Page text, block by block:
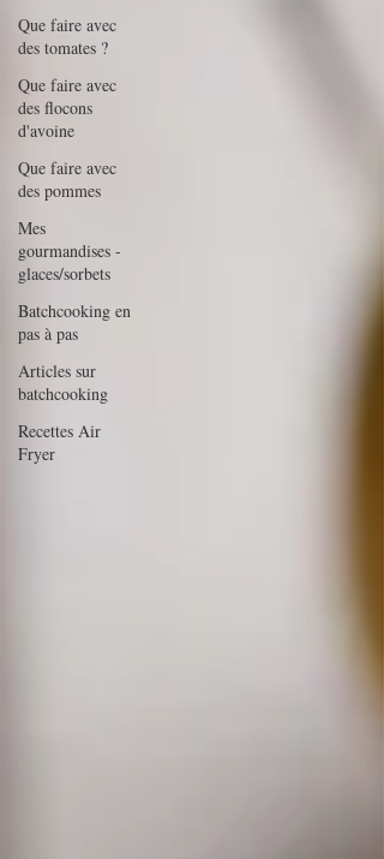
Que faire avec
des tomates ?
Que faire avec
des flocons
d'avoine
Que faire avec
des pommes
Mes
gourmandises -
glaces/sorbets
Batchcooking en
pas à pas
Articles sur
batchcooking
Recettes Air
Fryer